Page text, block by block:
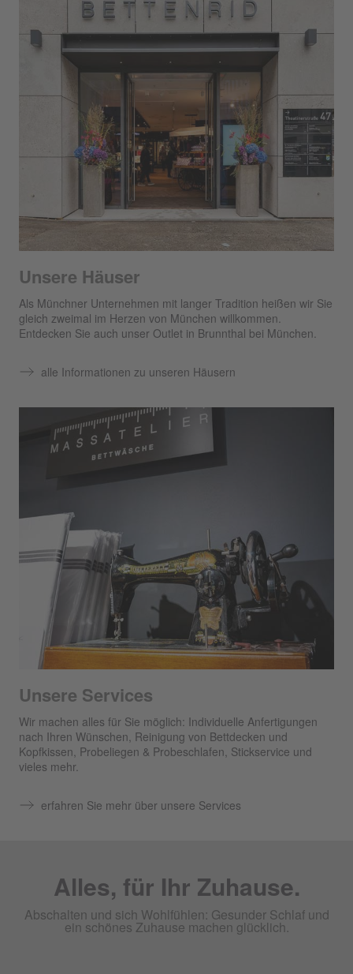
Unsere Häuser
Als Münchner Unternehmen mit langer Tradition heißen wir Sie
gleich zweimal im Herzen von München willkommen.
Entdecken Sie auch unser Outlet in Brunnthal bei München.
alle Informationen zu unseren Häusern
Unsere Services
Wir machen alles für Sie möglich: Individuelle Anfertigungen
nach Ihren Wünschen, Reinigung von Bettdecken und
Kopfkissen, Probeliegen & Probeschlafen, Stickservice und
vieles mehr.
erfahren Sie mehr über unsere Services
Abschalten und sich Wohlfühlen: Gesunder Schlaf und
ein schönes Zuhause machen glücklich.
Alles, für Ihr Zuhause.